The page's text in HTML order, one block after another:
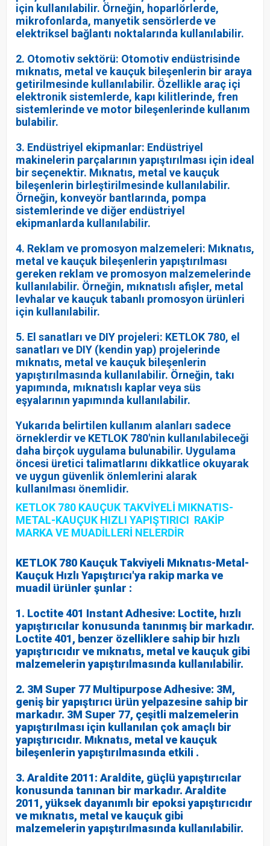
için kullanılabilir. Örneğin, hoparlörlerde,
mikrofonlarda, manyetik sensörlerde ve
elektriksel bağlantı noktalarında kullanılabilir.
2. Otomotiv sektörü: Otomotiv endüstrisinde
mıknatıs, metal ve kauçuk bileşenlerin bir araya
getirilmesinde kullanılabilir. Özellikle araç içi
elektronik sistemlerde, kapı kilitlerinde, fren
sistemlerinde ve motor bileşenlerinde kullanım
bulabilir.
3. Endüstriyel ekipmanlar: Endüstriyel
makinelerin parçalarının yapıştırılması için ideal
bir seçenektir. Mıknatıs, metal ve kauçuk
bileşenlerin birleştirilmesinde kullanılabilir.
Örneğin, konveyör bantlarında, pompa
sistemlerinde ve diğer endüstriyel
ekipmanlarda kullanılabilir.
4. Reklam ve promosyon malzemeleri: Mıknatıs,
metal ve kauçuk bileşenlerin yapıştırılması
gereken reklam ve promosyon malzemelerinde
kullanılabilir. Örneğin, mıknatıslı afişler, metal
levhalar ve kauçuk tabanlı promosyon ürünleri
için kullanılabilir.
5. El sanatları ve DIY projeleri: KETLOK 780, el
sanatları ve DIY (kendin yap) projelerinde
mıknatıs, metal ve kauçuk bileşenlerin
yapıştırılmasında kullanılabilir. Örneğin, takı
yapımında, mıknatıslı kaplar veya süs
eşyalarının yapımında kullanılabilir.
Yukarıda belirtilen kullanım alanları sadece
örneklerdir ve KETLOK 780'nin kullanılabileceği
daha birçok uygulama bulunabilir. Uygulama
öncesi üretici talimatlarını dikkatlice okuyarak
ve uygun güvenlik önlemlerini alarak
kullanılması önemlidir.
KETLOK 780 KAUÇUK TAKVİYELİ MIKNATIS-
METAL-KAUÇUK HIZLI YAPIŞTIRICI RAKİP
MARKA VE MUADİLLERİ NELERDİR
KETLOK 780 Kauçuk Takviyeli Mıknatıs-Metal-
Kauçuk Hızlı Yapıştırıcı'ya rakip marka ve
muadil ürünler şunlar :
1. Loctite 401 Instant Adhesive: Loctite, hızlı
yapıştırıcılar konusunda tanınmış bir markadır.
Loctite 401, benzer özelliklere sahip bir hızlı
yapıştırıcıdır ve mıknatıs, metal ve kauçuk gibi
malzemelerin yapıştırılmasında kullanılabilir.
2. 3M Super 77 Multipurpose Adhesive: 3M,
geniş bir yapıştırıcı ürün yelpazesine sahip bir
markadır. 3M Super 77, çeşitli malzemelerin
yapıştırılması için kullanılan çok amaçlı bir
yapıştırıcıdır. Mıknatıs, metal ve kauçuk
bileşenlerin yapıştırılmasında etkili .
3. Araldite 2011: Araldite, güçlü yapıştırıcılar
konusunda tanınan bir markadır. Araldite
2011, yüksek dayanımlı bir epoksi yapıştırıcıdır
ve mıknatıs, metal ve kauçuk gibi
malzemelerin yapıştırılmasında kullanılabilir.